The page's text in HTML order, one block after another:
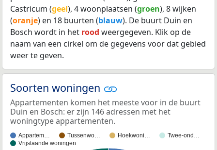
Castricum (geel), 4 woonplaatsen (groen), 8 wijken
(oranje) en 18 buurten (blauw). De buurt Duin en
Bosch wordt in het rood weergegeven. Klik op de
naam van een cirkel om de gegevens voor dat gebied
weer te geven.
Soorten woningen
Appartementen komen het meeste voor in de buurt
Duin en Bosch: er zijn 146 adressen met het
woningtype appartementen.
Appartem… Tussenwo… Hoekwoni…
Twee-ond…
Vrijstaande woningen